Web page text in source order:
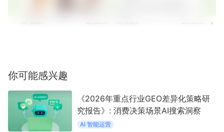
你可能感兴趣
《2026年重点行业GEO差异化策略研
究报告》: 消费决策场景AI搜索洞察
AI 智能运营